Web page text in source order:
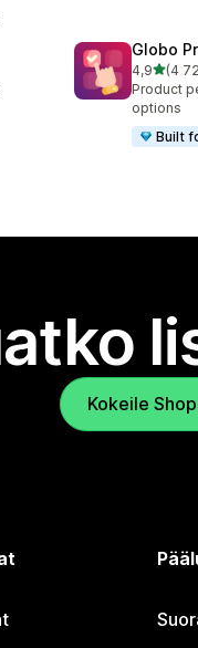
Globo
4,9/ 5(4
4726
Product
options
Built
Kokeile